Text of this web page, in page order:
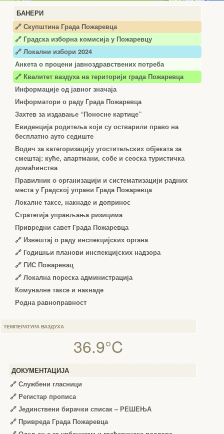
БАНЕРИ
🔗 Скупштина Града Пожаревца
🔗 Градска изборна комисија у Пожаревцу
🔗 Локални избори 2024
Анкета о процени јавноздравствених потреба
🔗 Квалитет ваздуха на територији града Пожаревца
Информације од јавног значаја
Информатори о раду Града Пожаревца
Захтев за издавање “Поносне картице”
Евиденција родитеља који су остварили право на
бесплатно ауто седиште
Водич за категоризацију угоститељских објеката за
смештај: куће, апартмани, собе и сеоска туристичка
домаћинства
Правилник о организацији и систематизацији радних
места у Градској управи Града Пожаревца
Локалне таксе, накнаде и допринос
Стратегија управљања ризицима
Привредни савет Града Пожаревца
🔗 Извештај о раду инспекцијских органа
🔗 Годишњи планови инспекцијских надзора
🔗 ГИС Пожаревац
🔗 Локална пореска администрација
Комуналне таксе и накнаде
Родна равноправност
ТЕМПЕРАТУРА ВАЗДУХА
36.9°C
ДОКУМЕНТАЦИЈА
🔗 Службени гласници
🔗 Регистар прописа
🔗 Јединствени бирачки списак – РЕШЕЊА
🔗 Привреда Града Пожаревца